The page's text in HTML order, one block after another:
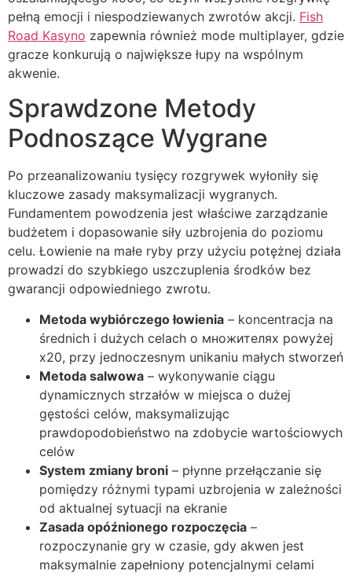
pełną emocji i niespodziewanych zwrotów akcji. Fish
Road Kasyno zapewnia również mode multiplayer, gdzie
gracze konkurują o największe łupy na wspólnym
akwenie.
Sprawdzone Metody
Podnoszące Wygrane
Po przeanalizowaniu tysięcy rozgrywek wyłoniły się
kluczowe zasady maksymalizacji wygranych.
Fundamentem powodzenia jest właściwe zarządzanie
budżetem i dopasowanie siły uzbrojenia do poziomu
celu. Łowienie na małe ryby przy użyciu potężnej działa
prowadzi do szybkiego uszczuplenia środków bez
gwarancji odpowiedniego zwrotu.
Metoda wybiórczego łowienia – koncentracja na
średnich i dużych celach o множителях powyżej
x20, przy jednoczesnym unikaniu małych stworzeń
Metoda salwowa – wykonywanie ciągu
dynamicznych strzałów w miejsca o dużej
gęstości celów, maksymalizując
prawdopodobieństwo na zdobycie wartościowych
celów
System zmiany broni – płynne przełączanie się
pomiędzy różnymi typami uzbrojenia w zależności
od aktualnej sytuacji na ekranie
Zasada opóźnionego rozpoczęcia –
rozpoczynanie gry w czasie, gdy akwen jest
maksymalnie zapełniony potencjalnymi celami